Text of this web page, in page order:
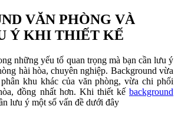
VĂN PHÒNG VÀ
Ý KHI THIẾT KẾ
những yếu tố quan trọng mà bạn cần lưu ý
hài hòa, chuyên nghiệp. Background vừa
khu khác của văn phòng, vừa chi phối
đồng nhất hơn. Khi thiết kế background
lưu ý một số vấn đề dưới đây